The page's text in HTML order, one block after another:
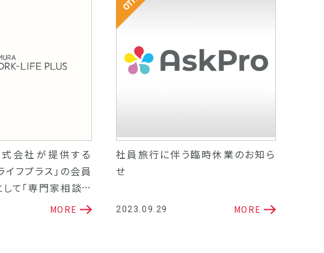
会社が提供する
イフプラス」の会員
て「専門家相談サ
設
MORE
社員旅行に伴う臨時休業のお知ら
せ
2023.09.29 MORE